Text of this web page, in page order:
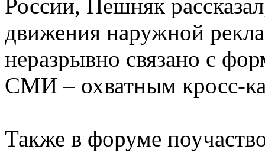
России, Пешняк
движения наружной
неразрывно связано с
СМИ – охватным кросс-
Также в форуме